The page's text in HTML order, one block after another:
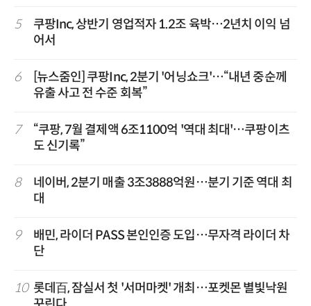
5
쿠팡Inc, 상반기 영업적자 1.2조 육박…2년치 이익 넘
어서
6
[뉴스줌인] 쿠팡Inc, 2분기 '어닝쇼크'…“내년 중순께
유출 사고 전 수준 회복”
7
“쿠팡, 7월 결제액 6조1100억 '역대 최대'…쿠팡이츠
도 신기록”
8
네이버, 2분기 매출 3조3888억원…분기 기준 역대 최
대
9
배민, 라이더 PASS 본인인증 도입…무자격 라이더 차
단
10 롯데百, 잠실서 첫 '서머마켓' 개최…포켓몬 별빛낙원